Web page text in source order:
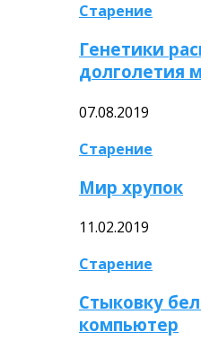
Старение
Генетики
долголетия
07.08.2019
Старение
Мир хрупок
11.02.2019
Старение
Стыковку
компьютер